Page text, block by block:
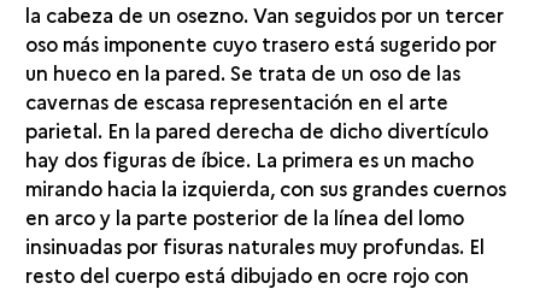
la cabeza de un osezno. Van seguidos por un tercer
oso más imponente cuyo trasero está sugerido por
un hueco en la pared. Se trata de un oso de las
cavernas de escasa representación en el arte
parietal. En la pared derecha de dicho divertículo
hay dos figuras de íbice. La primera es un macho
mirando hacia la izquierda, con sus grandes cuernos
en arco y la parte posterior de la línea del lomo
insinuadas por fisuras naturales muy profundas. El
resto del cuerpo está dibujado en ocre rojo con